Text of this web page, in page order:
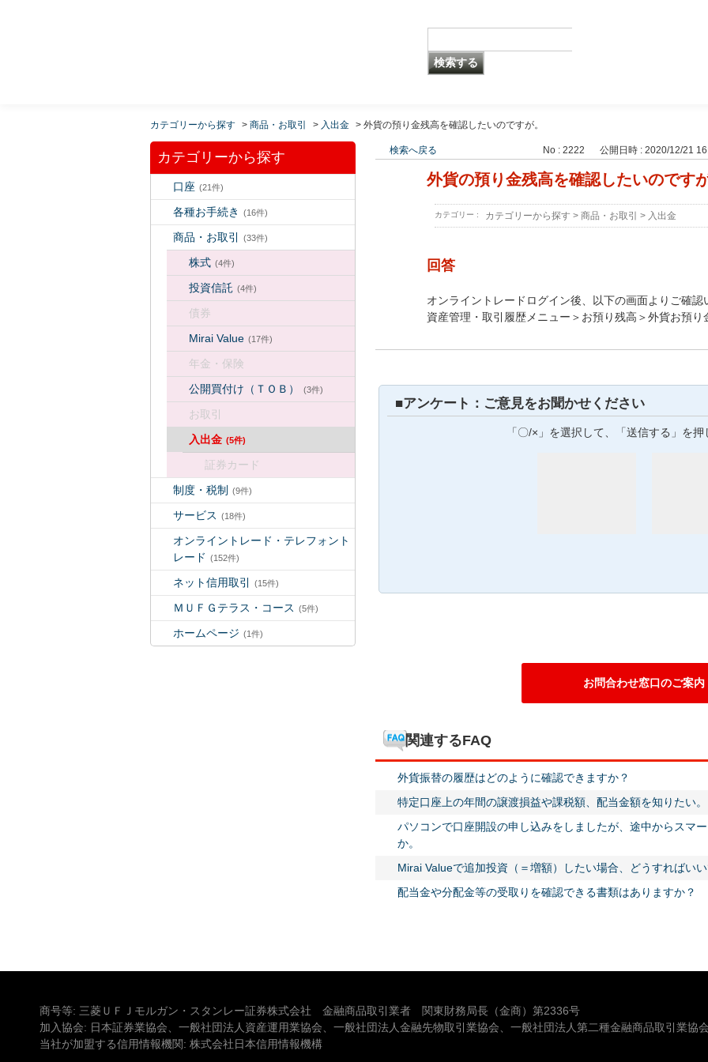
カテゴリーから探す > 商品・お取引 > 入出金 > 外貨の預り金残高を確認したいのですが。
カテゴリーから探す
口座 (21件)
各種お手続き (16件)
商品・お取引 (33件)
株式 (4件)
投資信託 (4件)
債券
Mirai Value (17件)
年金・保険
公開買付け（ＴＯＢ）
(3件)
お取引
入出金 (5件)
証券カード
制度・税制
(9件)
サービス (18件)
オンライントレード・テレフォント
レード (152件)
ネット信用取引 (15件)
ＭＵＦＧテラス・コース (5件)
ホームページ (1件)
検索へ戻る No : 2222 公開日時 : 2020/12/21
外貨の預り金残高を確認したいのですが
カテゴリー : カテゴリーから探す > 商品・お取引 > 入出金
回答
オンライントレードログイン後、以下の画面よりご確認
資産管理・取引履歴メニュー＞お預り残高＞外貨お預り
■アンケート：ご意見をお聞かせください
「〇/×」を選択して、「送信する」を押
お問合わせ窓口のご案内
関連するFAQ
外貨振替の履歴はどのように確認できますか？
特定口座上の年間の譲渡損益や課税額、配当金額を知りたい。
パソコンで口座開設の申し込みをしましたが、途中からスマ
か。
Mirai Valueで追加投資（＝増額）したい場合、どうすればいい
配当金や分配金等の受取りを確認できる書類はありますか？
商号等: 三菱ＵＦＪモルガン・スタンレー証券株式会社 金融商品取引業者 関東財務局長（金商）第2336号
加入協会: 日本証券業協会、一般社団法人資産運用業協会、一般社団法人金融先物取引業協会、一般社団法人第二種金融商品取引業協
当社が加盟する信用情報機関: 株式会社日本信用情報機構